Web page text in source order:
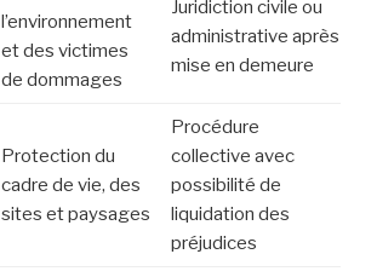
l’environnement
et des victimes
de dommages
Juridiction civile ou
administrative après
mise en demeure
Protection du
cadre de vie, des
sites et paysages
Procédure
collective avec
possibilité de
liquidation des
préjudices